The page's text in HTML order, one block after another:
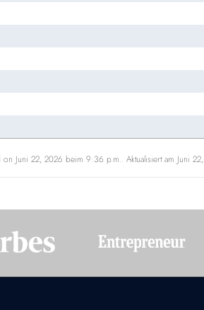
on Juni 22, 2026 beim 9:36 p.m.. Aktualisiert am Juni